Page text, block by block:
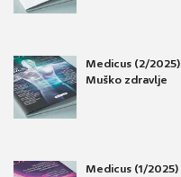
Medicus (2/2025)
Muško zdravlje
Medicus (1/2025)